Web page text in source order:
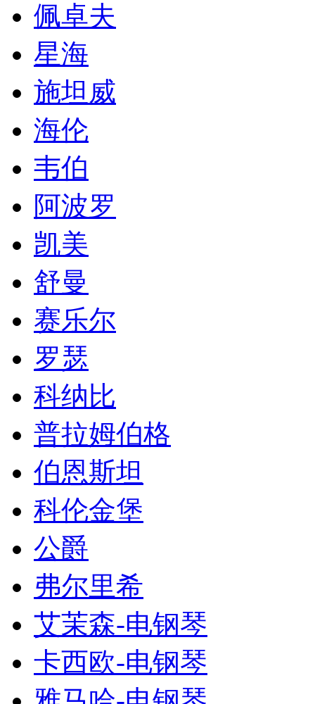
佩卓夫
星海
施坦威
海伦
韦伯
阿波罗
凯美
舒曼
赛乐尔
罗瑟
科纳比
普拉姆伯格
伯恩斯坦
科伦金堡
公爵
弗尔里希
艾茉森-电钢琴
卡西欧-电钢琴